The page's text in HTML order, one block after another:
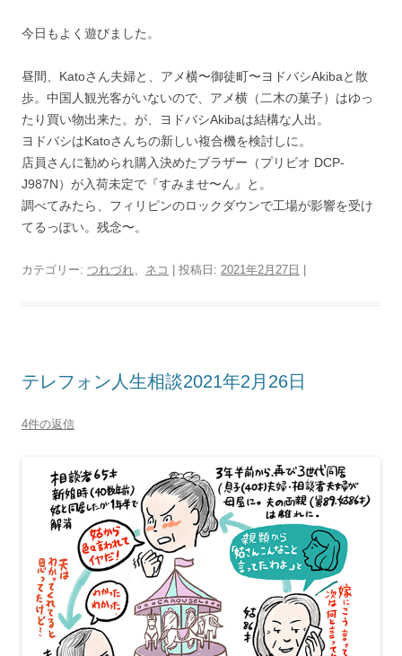
今日もよく遊びました。
昼間、Katoさん夫婦と、アメ横〜御徒町〜ヨドバシAkibaと散
歩。中国人観光客がいないので、アメ横（二木の菓子）はゆっ
たり買い物出来た。が、ヨドバシAkibaは結構な人出。
ヨドバシはKatoさんちの新しい複合機を検討しに。
店員さんに勧められ購入決めたブラザー（プリビオ DCP-
J987N）が入荷未定で『すみませ〜ん』と。
調べてみたら、フィリピンのロックダウンで工場が影響を受け
てるっぽい。残念〜。
カテゴリー: つれづれ ネコ | 投稿日: 2021年2月27日
テレフォン人生相談2021年2月26日
4件の返信